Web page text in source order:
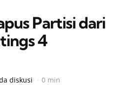
Partisi dari
4
diskusi 0 min